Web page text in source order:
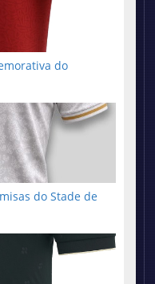
do
do Stade de